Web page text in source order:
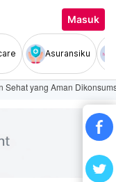
Masuk
Asuransiku
Sehat yang Aman